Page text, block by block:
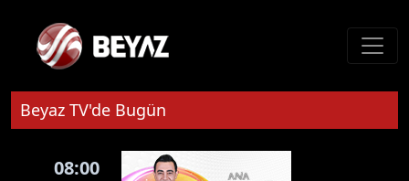
Beyaz TV'de Bugün
08:00